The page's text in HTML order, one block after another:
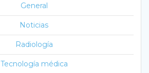
General
Noticias
Radiología
Tecnología médica